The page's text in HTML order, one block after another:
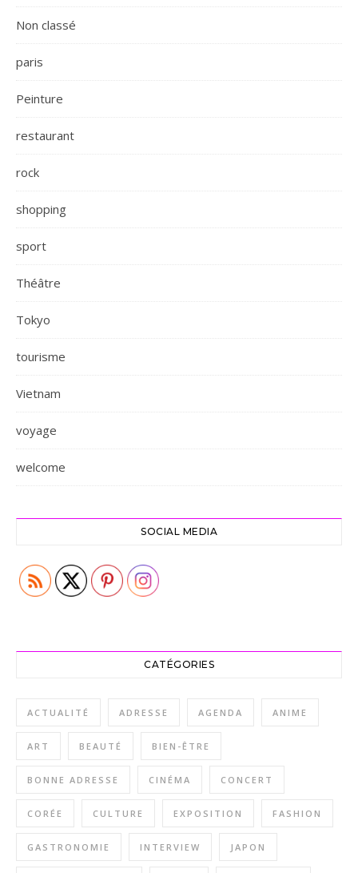
Non classé
paris
Peinture
restaurant
rock
shopping
sport
Théâtre
Tokyo
tourisme
Vietnam
voyage
welcome
SOCIAL MEDIA
CATÉGORIES
ACTUALITÉ ADRESSE AGENDA ANIME
ART BEAUTÉ BIEN-ÊTRE
BONNE ADRESSE CINÉMA CONCERT
CORÉE CULTURE EXPOSITION FASHION
GASTRONOMIE INTERVIEW JAPON